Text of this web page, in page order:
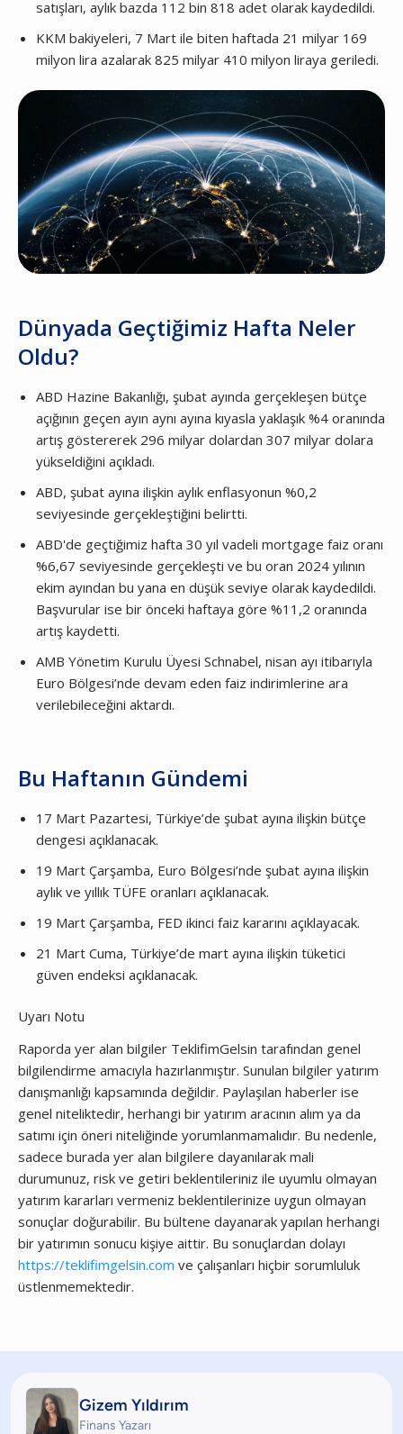
satışları, aylık bazda 112 bin 818 adet olarak kaydedildi.
KKM bakiyeleri, 7 Mart ile biten haftada 21 milyar 169
milyon lira azalarak 825 milyar 410 milyon liraya geriledi.
Dünyada Geçtiğimiz Hafta Neler
Oldu?
ABD Hazine Bakanlığı, şubat ayında gerçekleşen bütçe
açığının geçen ayın aynı ayına kıyasla yaklaşık %4 oranında
artış göstererek 296 milyar dolardan 307 milyar dolara
yükseldiğini açıkladı.
ABD, şubat ayına ilişkin aylık enflasyonun %0,2
seviyesinde gerçekleştiğini belirtti.
ABD'de geçtiğimiz hafta 30 yıl vadeli mortgage faiz oranı
%6,67 seviyesinde gerçekleşti ve bu oran 2024 yılının
ekim ayından bu yana en düşük seviye olarak kaydedildi.
Başvurular ise bir önceki haftaya göre %11,2 oranında
artış kaydetti.
AMB Yönetim Kurulu Üyesi Schnabel, nisan ayı itibarıyla
Euro Bölgesi’nde devam eden faiz indirimlerine ara
verilebileceğini aktardı.
Bu Haftanın Gündemi
17 Mart Pazartesi, Türkiye’de şubat ayına ilişkin bütçe
dengesi açıklanacak.
19 Mart Çarşamba, Euro Bölgesi’nde şubat ayına ilişkin
aylık ve yıllık TÜFE oranları açıklanacak.
19 Mart Çarşamba, FED ikinci faiz kararını açıklayacak.
21 Mart Cuma, Türkiye’de mart ayına ilişkin tüketici
güven endeksi açıklanacak.
Uyarı Notu
Raporda yer alan bilgiler TeklifimGelsin tarafından genel
bilgilendirme amacıyla hazırlanmıştır. Sunulan bilgiler yatırım
danışmanlığı kapsamında değildir. Paylaşılan haberler ise
genel niteliktedir, herhangi bir yatırım aracının alım ya da
satımı için öneri niteliğinde yorumlanmamalıdır. Bu nedenle,
sadece burada yer alan bilgilere dayanılarak mali
durumunuz, risk ve getiri beklentileriniz ile uyumlu olmayan
yatırım kararları vermeniz beklentilerinize uygun olmayan
sonuçlar doğurabilir. Bu bültene dayanarak yapılan herhangi
bir yatırımın sonucu kişiye aittir. Bu sonuçlardan dolayı
https://teklifimgelsin.com ve çalışanları hiçbir sorumluluk
üstlenmemektedir.
Gizem Yıldırım
Finans Yazarı